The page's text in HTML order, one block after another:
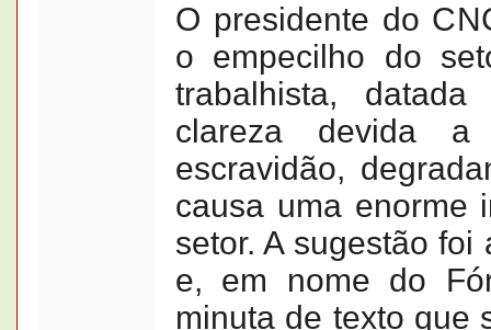
O presidente do
o empecilho do
trabalhista,
clareza devida
escravidão,
causa uma enorme
setor. A sugestão
e, em nome do
minuta de texto que